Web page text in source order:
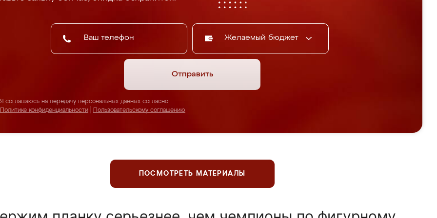
Желаемый бюджет
Отправить
Я соглашаюсь на передачу персональных данных согласно
Политике конфиденциальности
Пользовательскому соглашению
ПОСМОТРЕТЬ МАТЕРИАЛЫ